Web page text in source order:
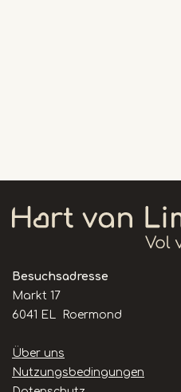
Besuchsadresse
Markt 17
6041 EL Roermond
Handige
links
Über uns
Nutzungsbedingungen